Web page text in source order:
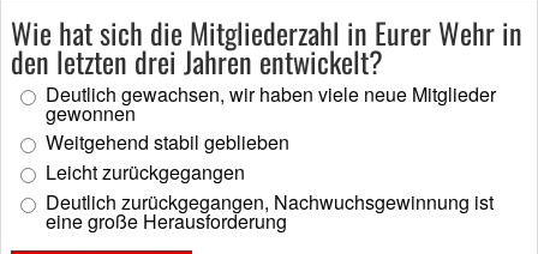
Wie hat sich die Mitgliederzahl in Eurer Wehr in
den letzten drei Jahren entwickelt?
Deutlich gewachsen, wir haben viele neue Mitglieder
gewonnen
Weitgehend stabil geblieben
Leicht zurückgegangen
Deutlich zurückgegangen, Nachwuchsgewinnung ist
eine große Herausforderung